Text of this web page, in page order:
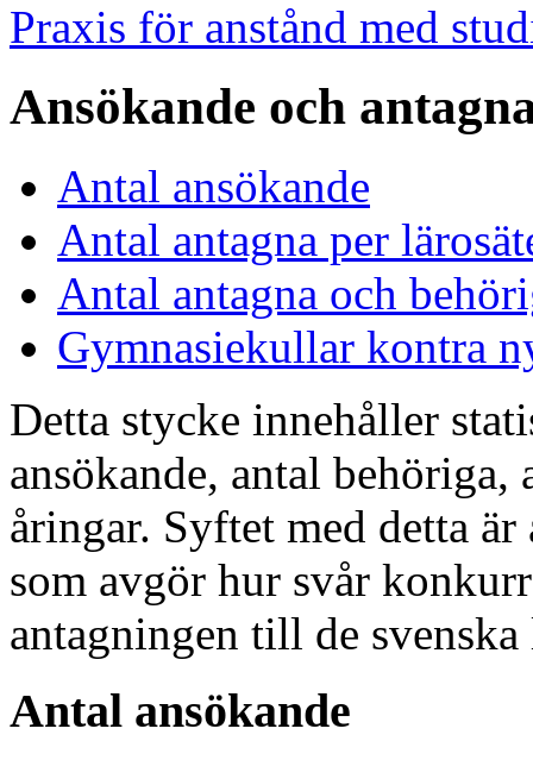
Praxis för anstånd med
Ansökande och
Antal ansökande
Antal antagna per
Antal antagna och
Gymnasiekullar kontra
Detta stycke innehåller
ansökande, antal behöriga,
åringar. Syftet med detta
som avgör hur svår
antagningen till de
Antal ansökande